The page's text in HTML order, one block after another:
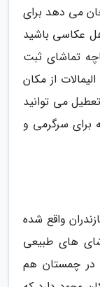
می دهد برای
عکاسی باشید
تماشای ثبت
از مکان
می توانید
برای سرگرمی و
واقع شده
های طبیعی
در چمستان هم